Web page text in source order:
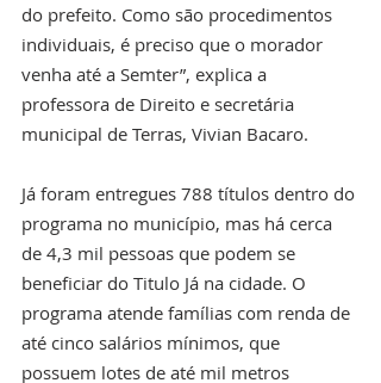
do prefeito. Como são procedimentos
individuais, é preciso que o morador
venha até a Semter”, explica a
professora de Direito e secretária
municipal de Terras, Vivian Bacaro.
Já foram entregues 788 títulos dentro do
programa no município, mas há cerca
de 4,3 mil pessoas que podem se
beneficiar do Titulo Já na cidade. O
programa atende famílias com renda de
até cinco salários mínimos, que
possuem lotes de até mil metros